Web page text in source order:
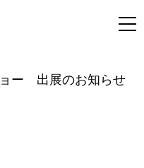
ー 出展のお知らせ